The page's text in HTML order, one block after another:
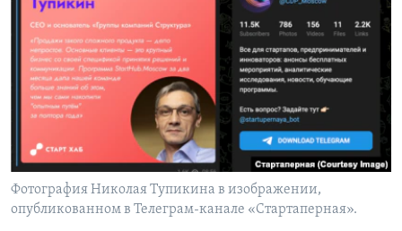
Фотография Николая Тупикина в изображении,
опубликованном в Телеграм-канале «Стартаперная».